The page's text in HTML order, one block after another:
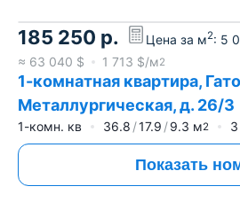
185 250 р. Цена за м2: 5
≈ 63 040 $ 1 713 $/м2
1-комнатная квартира,
Металлургическая, д. 26/3
1-комн. кв 36.8 17.9 9.3 м2 3
Показать